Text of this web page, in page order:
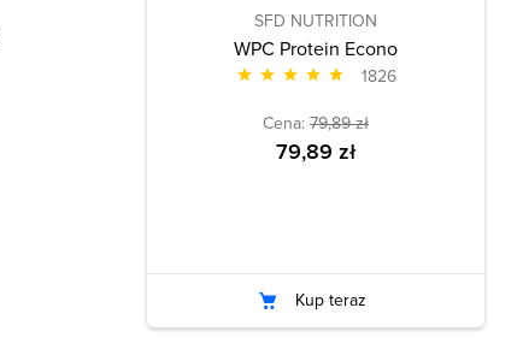
SFD NUTRITION
WPC Protein Econo
1826
Cena: 79,89 zł
79,89 zł
Kup teraz